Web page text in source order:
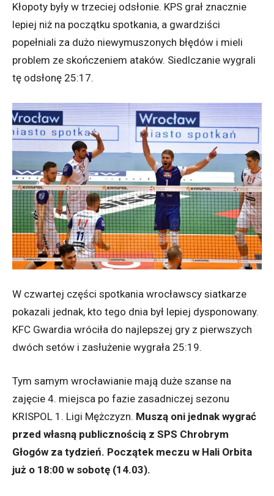
Kłopoty były w trzeciej odsłonie. KPS grał znacznie
lepiej niż na początku spotkania, a gwardziści
popełniali za dużo niewymuszonych błędów i mieli
problem ze skończeniem ataków. Siedlczanie wygrali
tę odsłonę 25:17.
W czwartej części spotkania wrocławscy siatkarze
pokazali jednak, kto tego dnia był lepiej dysponowany.
KFC Gwardia wróciła do najlepszej gry z pierwszych
dwóch setów i zasłużenie wygrała 25:19.
Tym samym wrocławianie mają duże szanse na
zajęcie 4. miejsca po fazie zasadniczej sezonu
KRISPOL 1. Ligi Mężczyzn. Muszą oni jednak wygrać
przed własną publicznością z SPS Chrobrym
Głogów za tydzień. Początek meczu w Hali Orbita
już o 18:00 w sobotę (14.03).